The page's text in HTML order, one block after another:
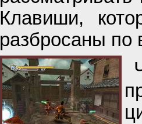
Клавиши,
разбросаны по